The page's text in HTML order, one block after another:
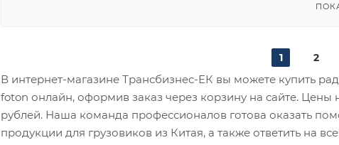
1 2
В интернет-магазине Трансбизнес-ЕК вы можете купить
foton онлайн, оформив заказ через корзину на сайте.
рублей. Наша команда профессионалов готова оказать
продукции для грузовиков из Китая, а также ответить на